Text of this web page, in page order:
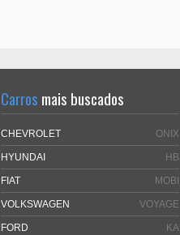
Carros mais buscados
CHEVROLET ONIX
HYUNDAI HB
FIAT MOBI
VOLKSWAGEN VOYAGE
FORD KA